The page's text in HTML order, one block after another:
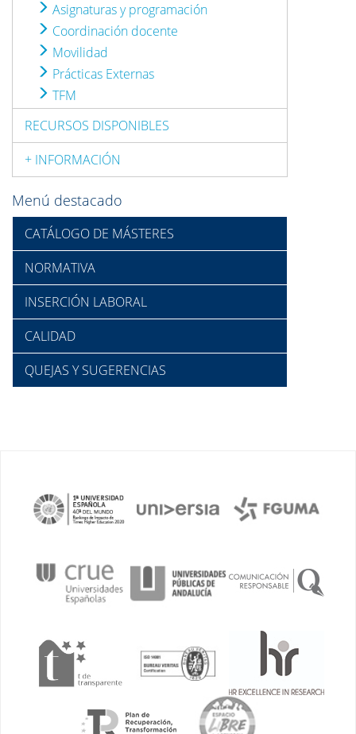
Asignaturas y programación
Coordinación docente
Movilidad
Prácticas Externas
TFM
RECURSOS DISPONIBLES
+ INFORMACIÓN
Menú destacado
CATÁLOGO DE MÁSTERES
NORMATIVA
INSERCIÓN LABORAL
CALIDAD
QUEJAS Y SUGERENCIAS